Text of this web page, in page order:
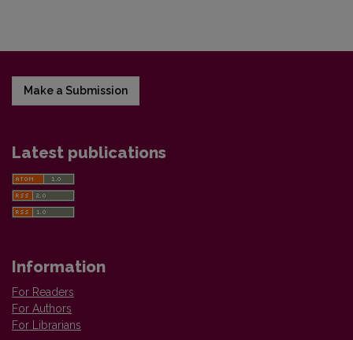
Make a Submission
Latest publications
Information
For Readers
For Authors
For Librarians